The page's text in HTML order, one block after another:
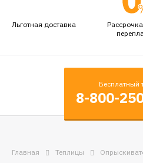
Льготная доставка
Бесплатный
8-800-
Главная Теплицы